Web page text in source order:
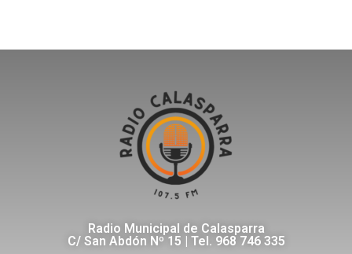
Radio Municipal de Calasparra
C/ San Abdón Nº 15 | Tel. 968 746 335